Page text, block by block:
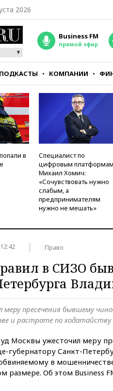
2026
Business FM
прямой эфир
ПОДКАСТЫ КОМПАНИИ
в
Специалист по
цифровым платформам
Михаил Хомич:
«Сочувствовать нужно
слабым, а
предпринимателям
нужно не мешать»
Право
в СИЗО
пресечения бывшему
и растрате по ходатайству
Москвы ужесточил меру
губернатору Санкт-
в
размере. Об этом Business